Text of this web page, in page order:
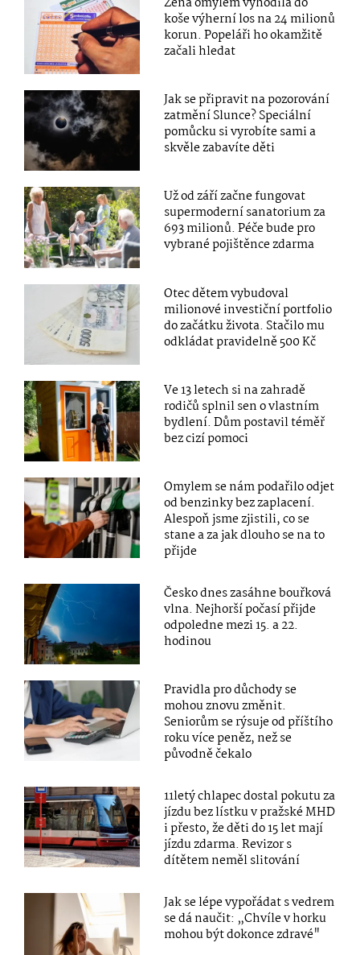
koše výherní los na 24 milionů
korun. Popeláři ho okamžitě
začali hledat
Jak se připravit na pozorování
zatmění Slunce? Speciální
pomůcku si vyrobíte sami a
skvěle zabavíte děti
Už od září začne fungovat
supermoderní sanatorium za
693 milionů. Péče bude pro
vybrané pojištěnce zdarma
Otec dětem vybudoval
milionové investiční portfolio
do začátku života. Stačilo mu
odkládat pravidelně 500 Kč
Ve 13 letech si na zahradě
rodičů splnil sen o vlastním
bydlení. Dům postavil téměř
bez cizí pomoci
Omylem se nám podařilo odjet
od benzinky bez zaplacení.
Alespoň jsme zjistili, co se
stane a za jak dlouho se na to
přijde
Česko dnes zasáhne bouřková
vlna. Nejhorší počasí přijde
odpoledne mezi 15. a 22.
hodinou
Pravidla pro důchody se
mohou znovu změnit.
Seniorům se rýsuje od příštího
roku více peněz, než se
původně čekalo
11letý chlapec dostal pokutu za
jízdu bez lístku v pražské MHD
i přesto, že děti do 15 let mají
jízdu zdarma. Revizor s
dítětem neměl slitování
Jak se lépe vypořádat s vedrem
se dá naučit: „Chvíle v horku
mohou být dokonce zdravé"